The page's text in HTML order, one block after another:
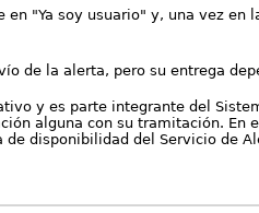
"Ya soy usuario" y, una vez en
de la alerta, pero su entrega
y es parte integrante del
alguna con su tramitación.
disponibilidad del Servicio de